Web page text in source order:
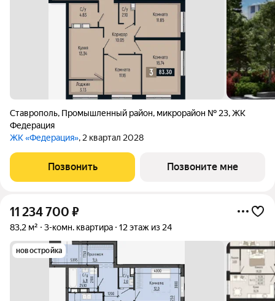
Ставрополь, Промышленный район, микрорайон № 23,ЖК
Федерация
ЖК «Федерация», 2 квартал 2028
Позвонить Позвоните мне
11 234 700 ₽
83,2 м² 3-комн. квартира 12 этаж из 24
новостройка